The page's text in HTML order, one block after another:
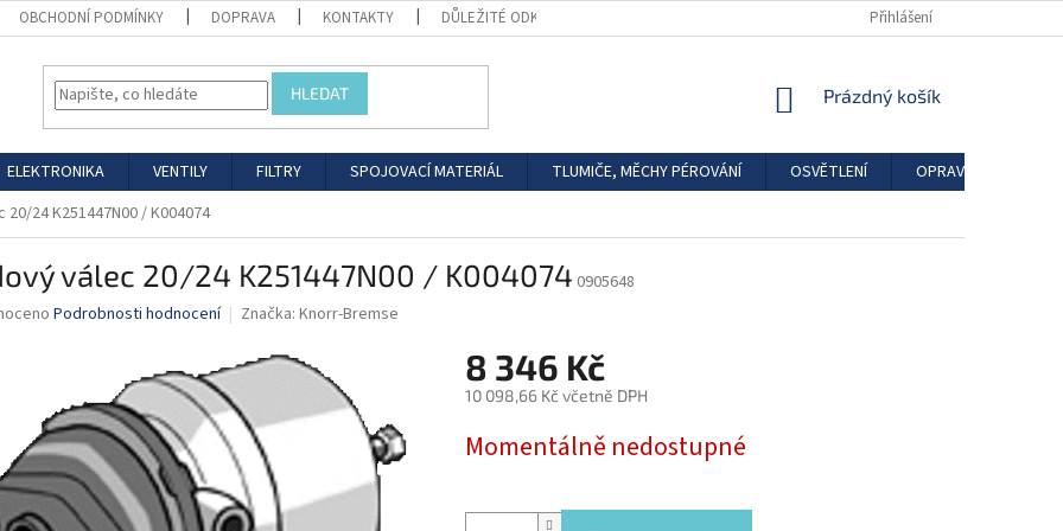
OBCHODNÍ PODMÍNKY DOPRAVA KONTAKTY DŮLEŽITÉ ODKAZY Přihlášení
HLEDAT
NÁKUPNÍ
Prázdný košík
ELEKTRONIKA VENTILY FILTRY SPOJOVACÍ MATERIÁL TLUMIČE, MĚCHY PÉROVÁNÍ OSVĚTLENÍ
OPRAVÁRENSKÉ
24 K251447N00 / K004074
válec 20/24 K251447N00 / K004074 0905648
Podrobnosti hodnocení Značka: Knorr-Bremse
8 346 Kč
10 098,66 Kč včetně DPH
cena:
Momentálně nedostupné